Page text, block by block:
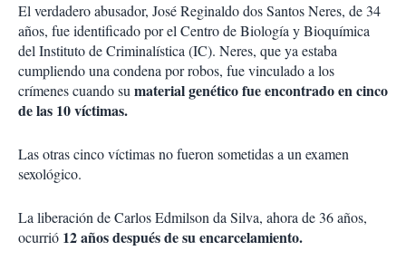
El verdadero abusador, José Reginaldo dos Santos Neres, de 34
años, fue identificado por el Centro de Biología y Bioquímica
del Instituto de Criminalística (IC). Neres, que ya estaba
cumpliendo una condena por robos, fue vinculado a los
crímenes cuando sumaterial genético fue encontrado en cinco
de las 10 víctimas.
Las otras cinco víctimas no fueron sometidas a un examen
sexológico.
La liberación de Carlos Edmilson da Silva, ahora de 36 años,
ocurrió 12 años después de su encarcelamiento.